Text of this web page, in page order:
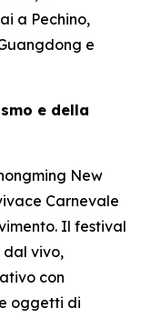
a Pechino,
e
e della
New
Carnevale
Il festival
dal vivo,
con
oggetti di